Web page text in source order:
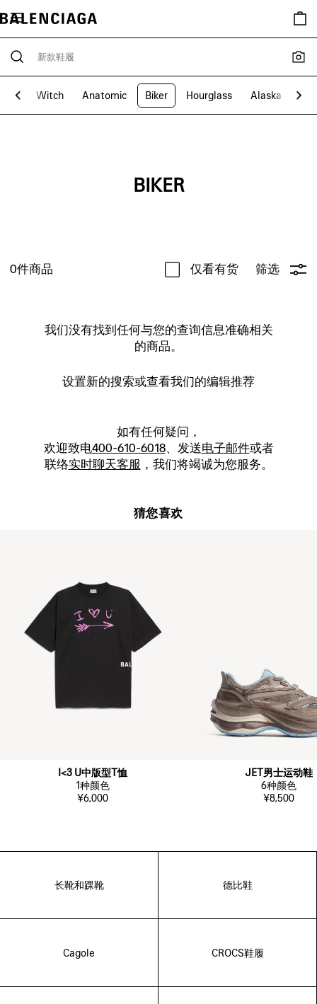
Witch Anatomic Biker Hourglass Alaska
BIKER
0件商品 仅看有货 筛选
我们没有找到任何与您的查询信息准确相关
的商品。
设置新的搜索或查看我们的编辑推荐
如有任何疑问，
欢迎致电400-610-6018、发送电子邮件或者
联络实时聊天客服 ，我们将竭诚为您服务。
猜您喜欢
I<3 U中版型T恤
1种颜色
¥6,000
JET男士运动鞋
6种颜色
¥8,500
长靴和踝靴 德比鞋
Cagole CROCS鞋履